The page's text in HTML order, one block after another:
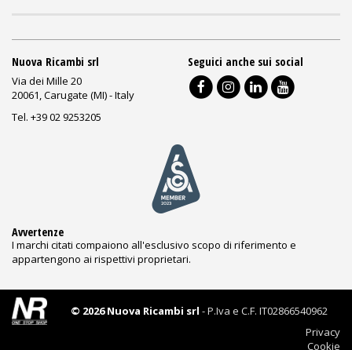
Nuova Ricambi srl
Via dei Mille 20
20061, Carugate (MI) - Italy
Tel. +39 02 9253205
Seguici anche sui social
Avvertenze
I marchi citati compaiono all'esclusivo scopo di riferimento e
appartengono ai rispettivi proprietari.
© 2026 Nuova Ricambi srl - P.Iva e C.F. IT02866540962
Privacy
Cookie